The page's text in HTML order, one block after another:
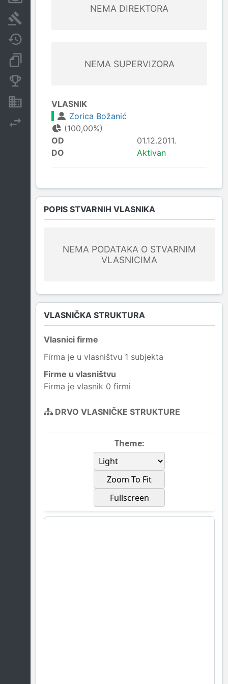
Dokumenti i objave
Nekretnine i imovina
NEMA DIREKTORA
NEMA SUPERVIZORA
VLASNIK
Zorica Božanić
(100,00%)
OD
01.12.2011.
DO
Aktivan
POPIS STVARNIH VLASNIKA
NEMA PODATAKA O STVARNIM
VLASNICIMA
VLASNIČKA STRUKTURA
Vlasnici firme
Firma je u vlasništvu 1 subjekta
Firme u vlasništvu
Firma je vlasnik 0 firmi
DRVO VLASNIČKE STRUKTURE
Theme:
Zoom To Fit
Fullscreen